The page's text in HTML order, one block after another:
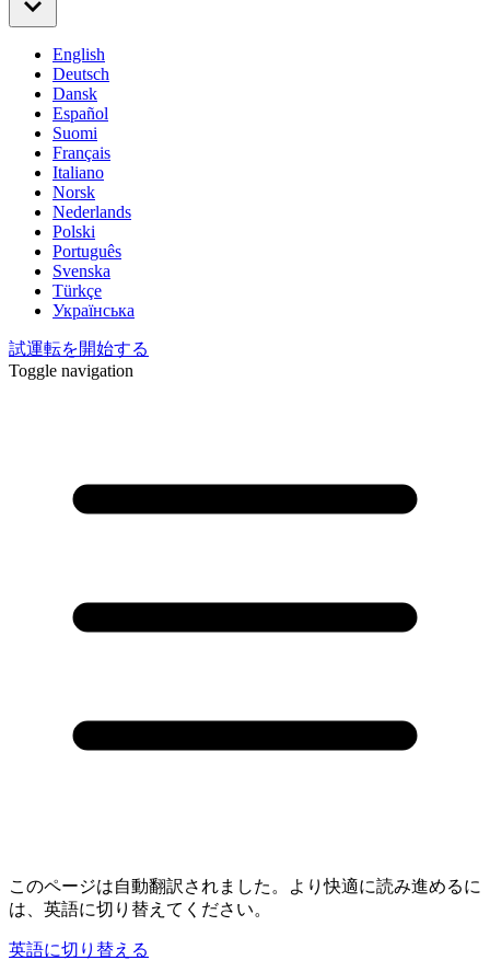
English
Deutsch
Dansk
Español
Suomi
Français
Italiano
Norsk
Nederlands
Polski
Português
Svenska
Türkçe
Українська
試運転を開始する
Toggle navigation
このページは自動翻訳されました。より快適に読み進めるに
は、英語に切り替えてください。
英語に切り替える